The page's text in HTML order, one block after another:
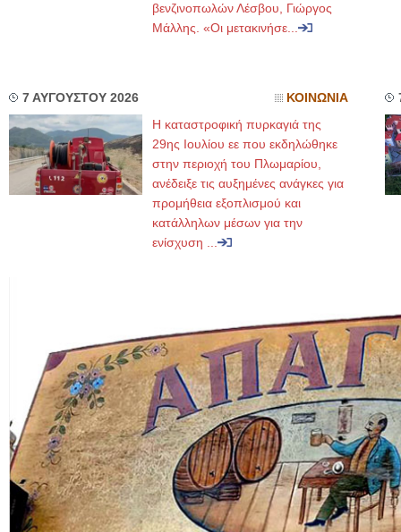
βενζινοπωλών Λέσβου, Γιώργος
Μάλλης. «Οι μετακινήσε...
7 ΑΥΓΟΥΣΤΟΥ 2026 ΚΟΙΝΩΝΙΑ
Η καταστροφική πυρκαγιά της
29ης Ιουλίου εε που εκδηλώθηκε
στην περιοχή του Πλωμαρίου,
ανέδειξε τις αυξημένες ανάγκες για
προμήθεια εξοπλισμού και
κατάλληλων μέσων για την
ενίσχυση ...